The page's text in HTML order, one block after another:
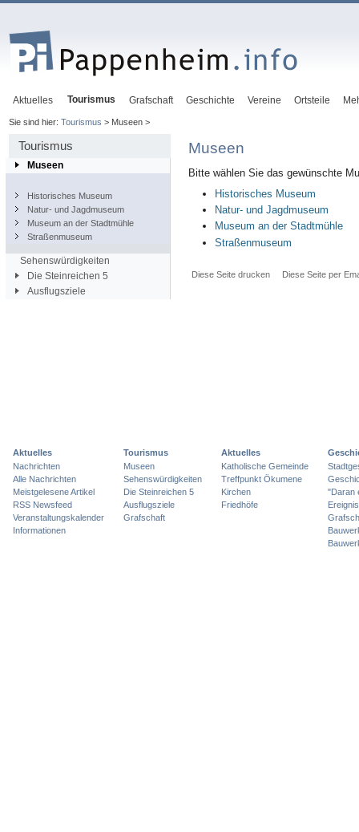
Aktuelles Tourismus Grafschaft Geschichte Vereine Ortsteile
Sie sind hier: Tourismus > Museen >
Tourismus
Museen
Historisches Museum
Natur- und Jagdmuseum
Museum an der Stadtmühle
Straßenmuseum
Sehenswürdigkeiten
Die Steinreichen 5
Ausflugsziele
Museen
Bitte wählen Sie das gewünschte
Historisches Museum
Natur- und Jagdmuseum
Museum an der Stadtmühle
Straßenmuseum
Diese Seite drucken Diese Seite per
Aktuelles
Nachrichten
Alle Nachrichten
Meistgelesene Artikel
RSS Newsfeed
Veranstaltungskalender
Informationen
Tourismus
Museen
Sehenswürdigkeiten
Die Steinreichen 5
Ausflugsziele
Grafschaft
Aktuelles
Katholische Gemeinde
Treffpunkt Ökumene
Kirchen
Friedhöfe
"Daran